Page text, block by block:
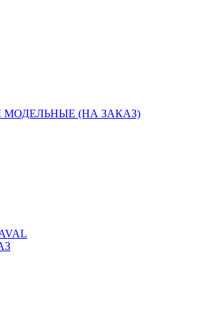
МОДЕЛЬНЫЕ (НА ЗАКАЗ)